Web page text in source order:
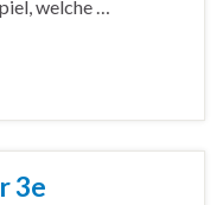
welche …
3e